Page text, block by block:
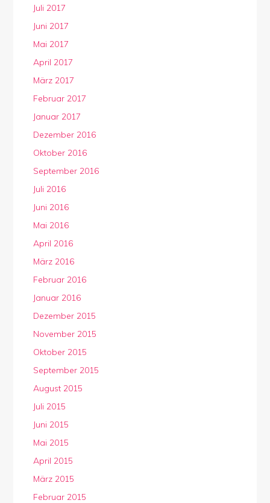
Juli 2017
Juni 2017
Mai 2017
April 2017
März 2017
Februar 2017
Januar 2017
Dezember 2016
Oktober 2016
September 2016
Juli 2016
Juni 2016
Mai 2016
April 2016
März 2016
Februar 2016
Januar 2016
Dezember 2015
November 2015
Oktober 2015
September 2015
August 2015
Juli 2015
Juni 2015
Mai 2015
April 2015
März 2015
Februar 2015